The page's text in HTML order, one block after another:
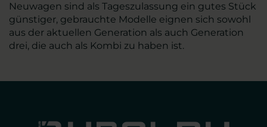
Neuwagen sind als Tageszulassung ein gutes Stück
günstiger, gebrauchte Modelle eignen sich sowohl
aus der aktuellen Generation als auch Generation
drei, die auch als Kombi zu haben ist.